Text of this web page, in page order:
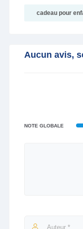
cadeau pour
Aucun avis,
NOTE GLOBALE